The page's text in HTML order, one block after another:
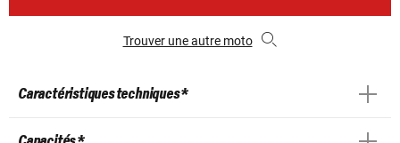
Trouver une autre moto
Caractéristiques techniques *